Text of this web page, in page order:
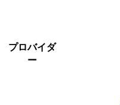
プロバイダ
ー